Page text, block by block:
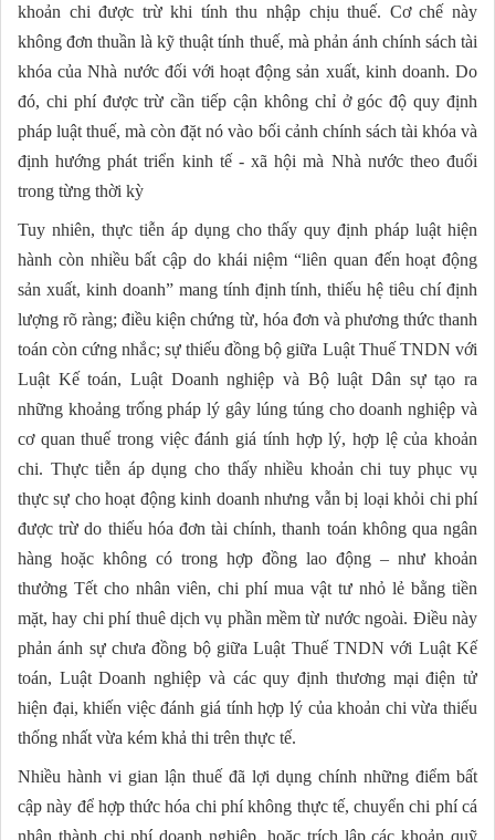
khoản chi được trừ khi tính thu nhập chịu thuế. Cơ chế này
không đơn thuần là kỹ thuật tính thuế, mà phản ánh chính sách tài
khóa của Nhà nước đối với hoạt động sản xuất, kinh doanh. Do
đó, chi phí được trừ cần tiếp cận không chỉ ở góc độ quy định
pháp luật thuế, mà còn đặt nó vào bối cảnh chính sách tài khóa và
định hướng phát triển kinh tế - xã hội mà Nhà nước theo đuổi
trong từng thời kỳ
Tuy nhiên, thực tiễn áp dụng cho thấy quy định pháp luật hiện
hành còn nhiều bất cập do khái niệm “liên quan đến hoạt động
sản xuất, kinh doanh” mang tính định tính, thiếu hệ tiêu chí định
lượng rõ ràng; điều kiện chứng từ, hóa đơn và phương thức thanh
toán còn cứng nhắc; sự thiếu đồng bộ giữa Luật Thuế TNDN với
Luật Kế toán, Luật Doanh nghiệp và Bộ luật Dân sự tạo ra
những khoảng trống pháp lý gây lúng túng cho doanh nghiệp và
cơ quan thuế trong việc đánh giá tính hợp lý, hợp lệ của khoản
chi. Thực tiễn áp dụng cho thấy nhiều khoản chi tuy phục vụ
thực sự cho hoạt động kinh doanh nhưng vẫn bị loại khỏi chi phí
được trừ do thiếu hóa đơn tài chính, thanh toán không qua ngân
hàng hoặc không có trong hợp đồng lao động – như khoản
thưởng Tết cho nhân viên, chi phí mua vật tư nhỏ lẻ bằng tiền
mặt, hay chi phí thuê dịch vụ phần mềm từ nước ngoài. Điều này
phản ánh sự chưa đồng bộ giữa Luật Thuế TNDN với Luật Kế
toán, Luật Doanh nghiệp và các quy định thương mại điện tử
hiện đại, khiến việc đánh giá tính hợp lý của khoản chi vừa thiếu
thống nhất vừa kém khả thi trên thực tế.
Nhiều hành vi gian lận thuế đã lợi dụng chính những điểm bất
cập này để hợp thức hóa chi phí không thực tế, chuyển chi phí cá